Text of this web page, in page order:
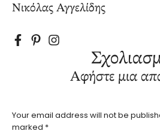
Νικόλας Αγγελίδης
Αφήστε μια
Your email address will not be
marked *